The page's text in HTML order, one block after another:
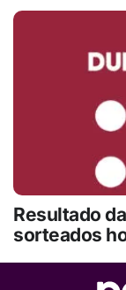
Resultado
sorteados